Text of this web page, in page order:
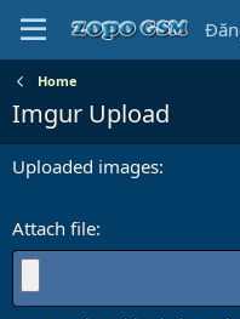
Home
Imgur Upload
Uploaded images
Attach file